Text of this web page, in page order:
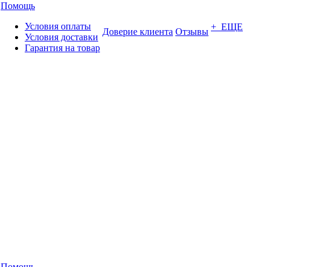
Помощь
Условия оплаты
Условия доставки
Гарантия на товар
Доверие клиента Отзывы + ЕЩЕ